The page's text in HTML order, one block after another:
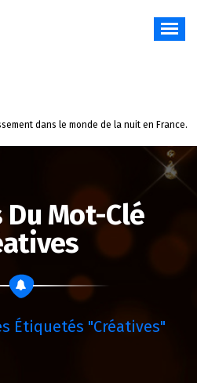
dans le monde de la nuit en France.
Mot-Clé
Étiquetés "créatives"